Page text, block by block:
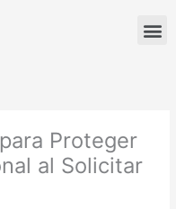
Proteger
al Solicitar